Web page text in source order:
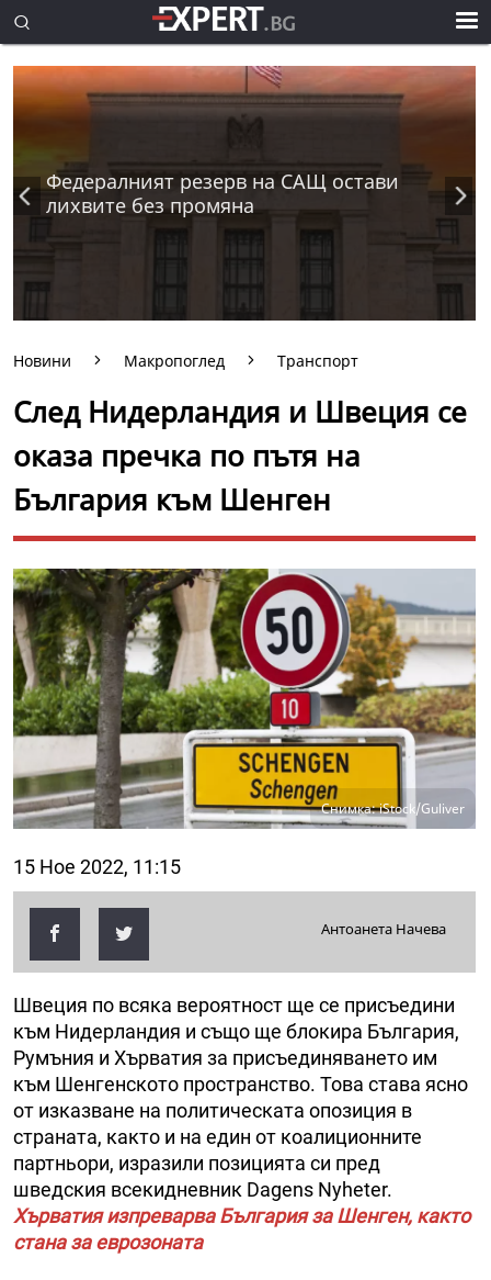
Федералният резерв на САЩ остави
лихвите без промяна
Новини Макропоглед Транспорт
След Нидерландия и Швеция се
оказа пречка по пътя на
България към Шенген
Снимка: iStock/Guliver
15 Ное 2022, 11:15
Антоанета Начева
Швеция по всяка вероятност ще се присъедини
към Нидерландия и също ще блокира България,
Румъния и Хърватия за присъединяването им
към Шенгенското пространство. Това става ясно
от изказване на политическата опозиция в
страната, както и на един от коалиционните
партньори, изразили позицията си пред
шведския всекидневник Dagens Nyheter.
Хърватия изпреварва България за Шенген, както
стана за еврозоната